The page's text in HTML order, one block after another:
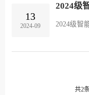
13
2024-09
2024级
2024级智
共2